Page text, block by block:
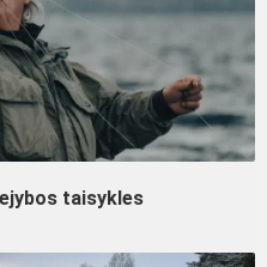
taisykles